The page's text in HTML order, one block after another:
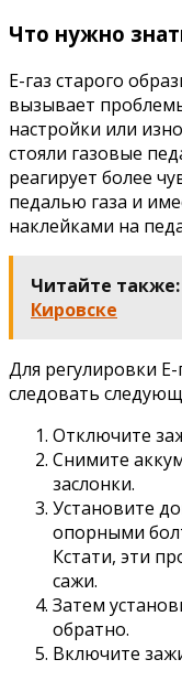
Что нужно
Е-газ старого
вызывает
настройки или
стояли газовые
реагирует более
педалью газа и
наклейками на
Читайте также:
Кировске
Для регулировки
следовать
Отключите
Снимите
заслонки.
Установите
опорными
Кстати, эти
сажи.
Затем
обратно.
Включите